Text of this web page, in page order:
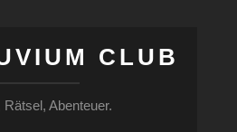
CLUB
Rätsel, Abenteuer.